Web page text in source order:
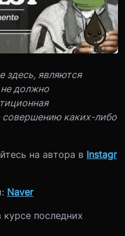
здесь, являются
должно
совершению каких-либо
на автора в Instagr
Naver
последних